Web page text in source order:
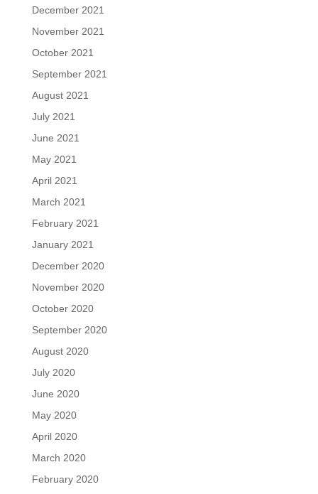
December 2021
November 2021
October 2021
September 2021
August 2021
July 2021
June 2021
May 2021
April 2021
March 2021
February 2021
January 2021
December 2020
November 2020
October 2020
September 2020
August 2020
July 2020
June 2020
May 2020
April 2020
March 2020
February 2020